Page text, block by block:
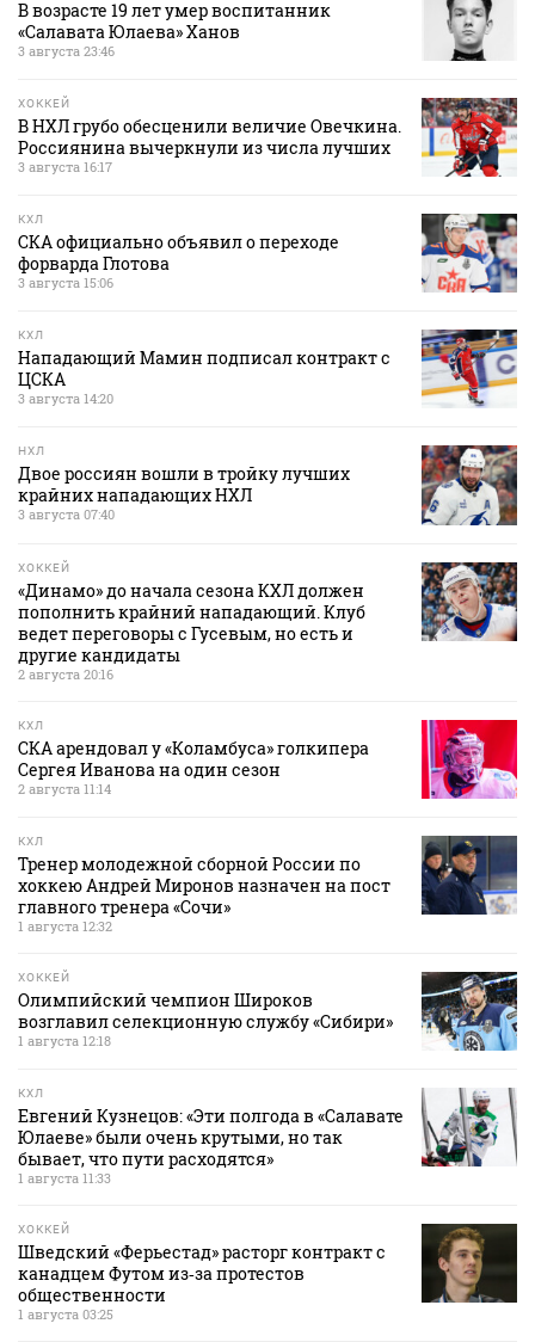
В возрасте 19 лет умер воспитанник
«Салавата Юлаева» Ханов
3 августа 23:46
ХОККЕЙ
В НХЛ грубо обесценили величие Овечкина.
Россиянина вычеркнули из числа лучших
3 августа 16:17
КХЛ
СКА официально объявил о переходе
форварда Глотова
3 августа 15:06
КХЛ
Нападающий Мамин подписал контракт с
ЦСКА
3 августа 14:20
НХЛ
Двое россиян вошли в тройку лучших
крайних нападающих НХЛ
3 августа 07:40
ХОККЕЙ
«Динамо» до начала сезона КХЛ должен
пополнить крайний нападающий. Клуб
ведет переговоры с Гусевым, но есть и
другие кандидаты
2 августа 20:16
КХЛ
СКА арендовал у «Коламбуса» голкипера
Сергея Иванова на один сезон
2 августа 11:14
КХЛ
Тренер молодежной сборной России по
хоккею Андрей Миронов назначен на пост
главного тренера «Сочи»
1 августа 12:32
ХОККЕЙ
Олимпийский чемпион Широков
возглавил селекционную службу «Сибири»
1 августа 12:18
КХЛ
Евгений Кузнецов: «Эти полгода в «Салавате
Юлаеве» были очень крутыми, но так
бывает, что пути расходятся»
1 августа 11:33
ХОККЕЙ
Шведский «Ферьестад» расторг контракт с
канадцем Футом из‑за протестов
общественности
1 августа 03:25